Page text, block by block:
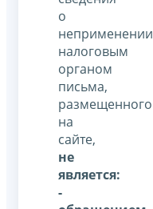
о
неприменении
налоговым
органом
письма,
размещенного
на
сайте,
не
является:
-